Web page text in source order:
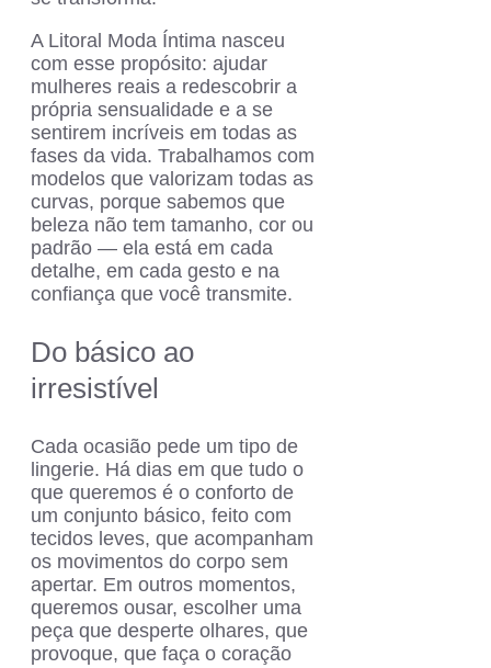
A Litoral Moda Íntima nasceu
com esse propósito: ajudar
mulheres reais a redescobrir a
própria sensualidade e a se
sentirem incríveis em todas as
fases da vida. Trabalhamos com
modelos que valorizam todas as
curvas, porque sabemos que
beleza não tem tamanho, cor ou
padrão — ela está em cada
detalhe, em cada gesto e na
confiança que você transmite.
Do básico ao
irresistível
Cada ocasião pede um tipo de
lingerie. Há dias em que tudo o
que queremos é o conforto de
um conjunto básico, feito com
tecidos leves, que acompanham
os movimentos do corpo sem
apertar. Em outros momentos,
queremos ousar, escolher uma
peça que desperte olhares, que
provoque, que faça o coração